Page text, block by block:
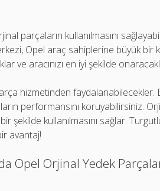
parçaların kullanılmasını
Opel araç sahiplerine büyük bir
ve aracınızı en iyi şekilde
hizmetinden faydalanabilecekler.
performansını koruyabilirsiniz.
şekilde kullanılmasını sağlar.
avantaj!
Opel Orjinal Yedek